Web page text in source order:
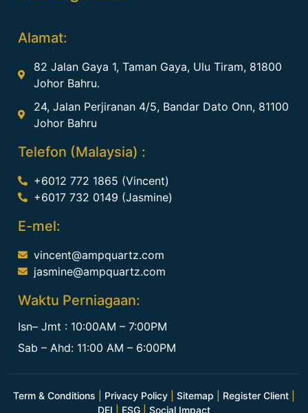
Alamat:
82 Jalan Gaya 1, Taman Gaya, Ulu Tiram, 81800
Johor Bahru.
24, Jalan Perjiranan 4/5, Bandar Dato Onn, 81100
Johor Bahru
Telefon (Malaysia) :
+6012 772 1865 (Vincent)
+6017 732 0149 (Jasmine)
E-mel:
vincent@ampquartz.com
jasmine@ampquartz.com
Waktu Perniagaan:
Isn– Jmt : 10:00AM – 7:00PM
Sab – Ahd: 11:00 AM – 6:00PM
Term & Conditions Privacy Policy Sitemap Register Client
DEI
ESG Social Impact